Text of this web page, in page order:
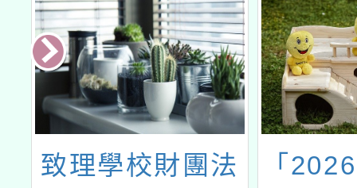
致理學校財團法
「